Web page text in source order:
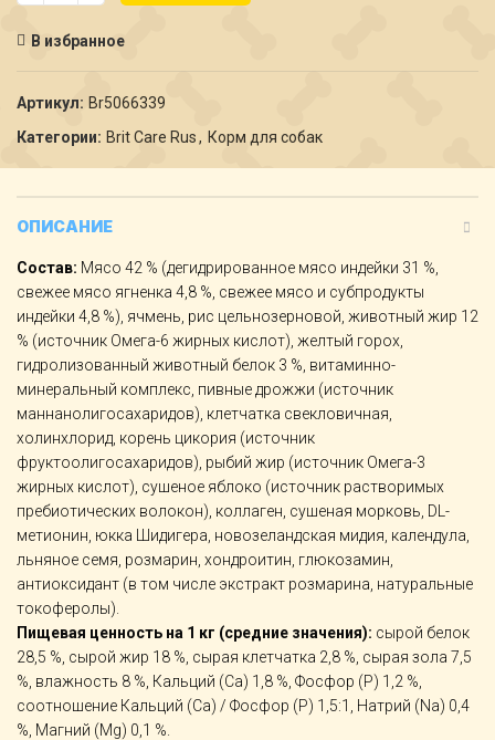
В избранное
Артикул: Br5066339
Категории: Brit Care Rus, Корм для собак
ОПИСАНИЕ
Состав: Мясо 42 % (дегидрированное мясо индейки 31 %,
свежее мясо ягненка 4,8 %, свежее мясо и субпродукты
индейки 4,8 %), ячмень, рис цельнозерновой, животный жир 12
% (источник Омега-6 жирных кислот), желтый горох,
гидролизованный животный белок 3 %, витаминно-
минеральный комплекс, пивные дрожжи (источник
маннанолигосахаридов), клетчатка свекловичная,
холинхлорид, корень цикория (источник
фруктоолигосахаридов), рыбий жир (источник Омега-3
жирных кислот), сушеное яблоко (источник растворимых
пребиотических волокон), коллаген, сушеная морковь, DL-
метионин, юкка Шидигера, новозеландская мидия, календула,
льняное семя, розмарин, хондроитин, глюкозамин,
антиоксидант (в том числе экстракт розмарина, натуральные
токоферолы).
Пищевая ценность на 1 кг (средние значения): сырой белок
28,5 %, сырой жир 18 %, сырая клетчатка 2,8 %, сырая зола 7,5
%, влажность 8 %, Кальций (Са) 1,8 %, Фосфор (Р) 1,2 %,
соотношение Кальций (Са) / Фосфор (Р) 1,5:1, Натрий (Na) 0,4
%, Магний (Mg) 0,1 %.